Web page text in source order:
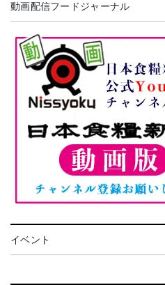
動画配信フードジャーナル
イベント